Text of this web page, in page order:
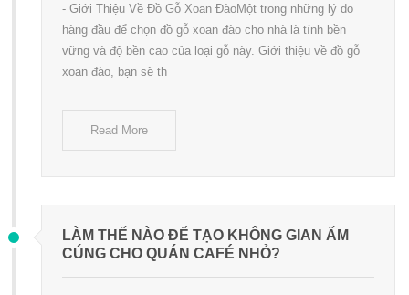
- Giới Thiệu Về Đồ Gỗ Xoan ĐàoMột trong những lý do
hàng đầu để chọn đồ gỗ xoan đào cho nhà là tính bền
vững và độ bền cao của loại gỗ này. Giới thiệu về đồ gỗ
xoan đào, bạn sẽ th
Read More
LÀM THẾ NÀO ĐỂ TẠO KHÔNG GIAN ẤM
CÚNG CHO QUÁN CAFÉ NHỎ?